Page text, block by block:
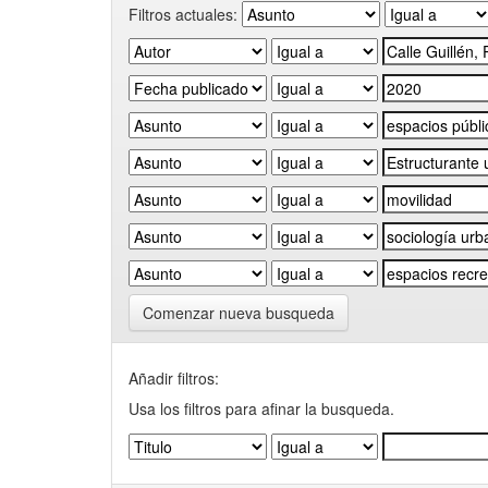
Filtros actuales:
Comenzar nueva busqueda
Añadir filtros:
Usa los filtros para afinar la busqueda.